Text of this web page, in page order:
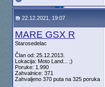
22.12.2021, 19:07
MARE GSX R
Starosedelac
Član od: 25.12.2013.
Lokacija: Moto Land... ;)
Poruke: 1.990
Zahvalnice: 371
Zahvaljeno 370 puta na 325 poruka